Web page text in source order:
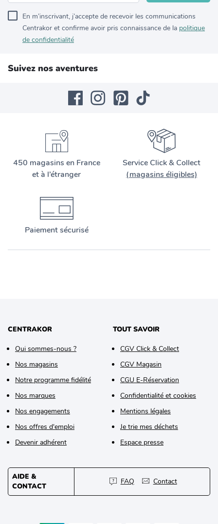
En m’inscrivant, j’accepte de recevoir les communications
Centrakor et confirme avoir pris connaissance de la politique
de confidentialité
Suivez nos aventures
450 magasins en France
et à l’étranger
Service Click & Collect
(magasins éligibles)
Paiement sécurisé
CENTRAKOR
Qui sommes-nous ?
Nos magasins
Notre programme fidélité
Nos marques
Nos engagements
Nos offres d'emploi
Devenir adhérent
TOUT SAVOIR
CGV Click & Collect
CGV Magasin
CGU E-Réservation
Confidentialité et cookies
Mentions légales
Je trie mes déchets
Espace presse
AIDE &
CONTACT
FAQ Contact